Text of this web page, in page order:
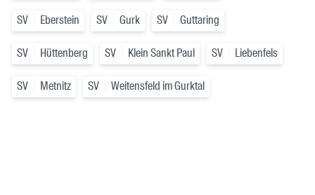
SV Eberstein SV Gurk SV Guttaring
SV Hüttenberg SV Klein Sankt Paul SV Liebenfels
SV Metnitz SV Weitensfeld im Gurktal